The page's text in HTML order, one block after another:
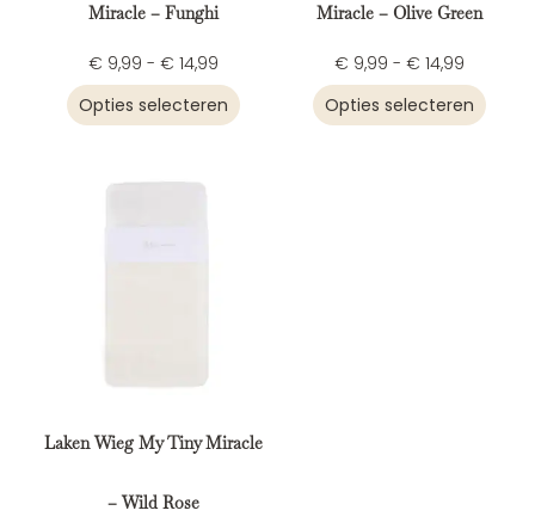
Miracle – Funghi
€ 9,99 - € 14,99
Opties selecteren
Miracle – Olive Green
€ 9,99 - € 14,99
Opties selecteren
Laken Wieg My Tiny Miracle
– Wild Rose